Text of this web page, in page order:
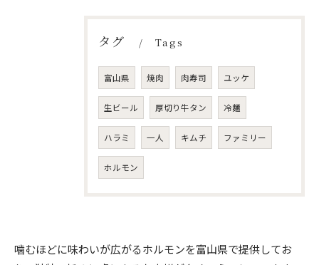
タグ Tags
富山県 焼肉 肉寿司 ユッケ
生ビール 厚切り牛タン 冷麵
ハラミ 一人 キムチ ファミリー
ホルモン
噛むほどに味わいが広がるホルモンを富山県で提供してお